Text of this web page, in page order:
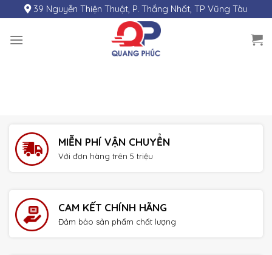
to
content
39 Nguyễn Thiện Thuật, P. Thắng Nhất, TP Vũng Tàu
MIỄN PHÍ VẬN CHUYỂN
Với đơn hàng trên 5 triệu
CAM KẾT CHÍNH HÃNG
Đảm bảo sản phẩm chất lượng